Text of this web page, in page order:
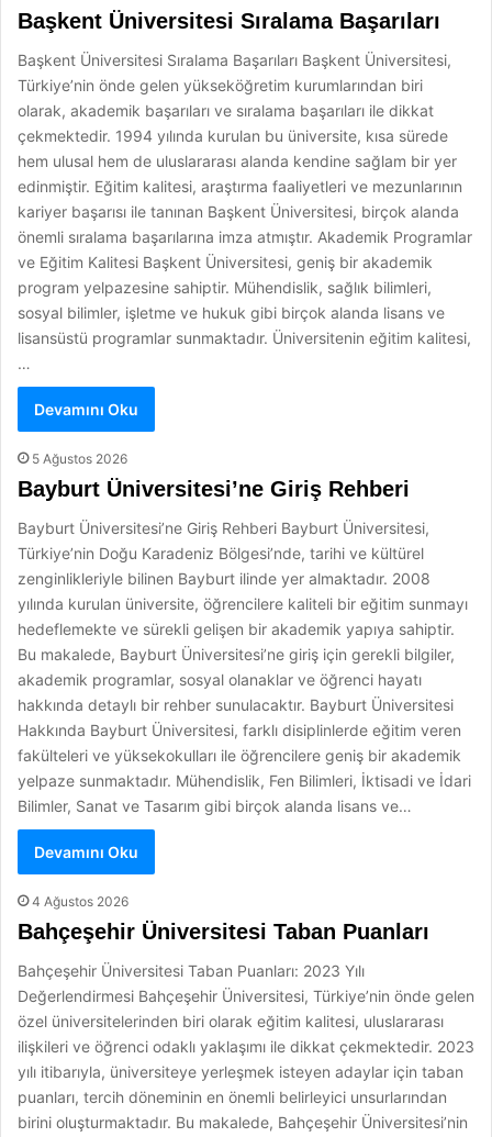
Başkent Üniversitesi Sıralama Başarıları
Başkent Üniversitesi Sıralama Başarıları Başkent Üniversitesi,
Türkiye’nin önde gelen yükseköğretim kurumlarından biri
olarak, akademik başarıları ve sıralama başarıları ile dikkat
çekmektedir. 1994 yılında kurulan bu üniversite, kısa sürede
hem ulusal hem de uluslararası alanda kendine sağlam bir yer
edinmiştir. Eğitim kalitesi, araştırma faaliyetleri ve mezunlarının
kariyer başarısı ile tanınan Başkent Üniversitesi, birçok alanda
önemli sıralama başarılarına imza atmıştır. Akademik Programlar
ve Eğitim Kalitesi Başkent Üniversitesi, geniş bir akademik
program yelpazesine sahiptir. Mühendislik, sağlık bilimleri,
sosyal bilimler, işletme ve hukuk gibi birçok alanda lisans ve
lisansüstü programlar sunmaktadır. Üniversitenin eğitim kalitesi,
…
Devamını Oku
5 Ağustos 2026
Bayburt Üniversitesi’ne Giriş Rehberi
Bayburt Üniversitesi’ne Giriş Rehberi Bayburt Üniversitesi,
Türkiye’nin Doğu Karadeniz Bölgesi’nde, tarihi ve kültürel
zenginlikleriyle bilinen Bayburt ilinde yer almaktadır. 2008
yılında kurulan üniversite, öğrencilere kaliteli bir eğitim sunmayı
hedeflemekte ve sürekli gelişen bir akademik yapıya sahiptir.
Bu makalede, Bayburt Üniversitesi’ne giriş için gerekli bilgiler,
akademik programlar, sosyal olanaklar ve öğrenci hayatı
hakkında detaylı bir rehber sunulacaktır. Bayburt Üniversitesi
Hakkında Bayburt Üniversitesi, farklı disiplinlerde eğitim veren
fakülteleri ve yüksekokulları ile öğrencilere geniş bir akademik
yelpaze sunmaktadır. Mühendislik, Fen Bilimleri, İktisadi ve İdari
Bilimler, Sanat ve Tasarım gibi birçok alanda lisans ve…
Devamını Oku
4 Ağustos 2026
Bahçeşehir Üniversitesi Taban Puanları
Bahçeşehir Üniversitesi Taban Puanları: 2023 Yılı
Değerlendirmesi Bahçeşehir Üniversitesi, Türkiye’nin önde gelen
özel üniversitelerinden biri olarak eğitim kalitesi, uluslararası
ilişkileri ve öğrenci odaklı yaklaşımı ile dikkat çekmektedir. 2023
yılı itibarıyla, üniversiteye yerleşmek isteyen adaylar için taban
puanları, tercih döneminin en önemli belirleyici unsurlarından
birini oluşturmaktadır. Bu makalede, Bahçeşehir Üniversitesi’nin